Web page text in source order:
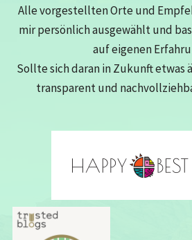
Alle vorgestellten Orte und
mir persönlich ausgewählt und
auf eigenen
Sollte sich daran in Zukunft etwas
transparent und